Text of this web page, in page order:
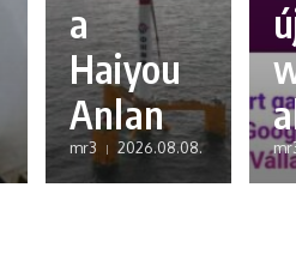
a
Haiyou
Anlan
mr3 2026.08.08.